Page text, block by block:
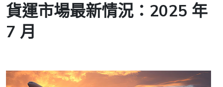
貨運市場最新情況：2025 年
7 月